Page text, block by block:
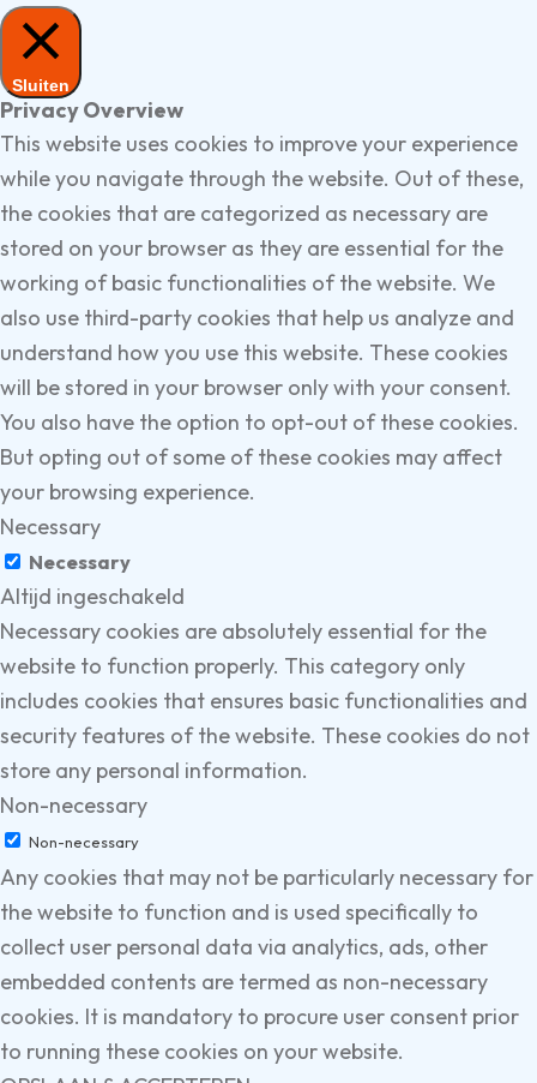
Sluiten
Privacy Overview
This website uses cookies to improve your experience
while you navigate through the website. Out of these,
the cookies that are categorized as necessary are
stored on your browser as they are essential for the
working of basic functionalities of the website. We
also use third-party cookies that help us analyze and
understand how you use this website. These cookies
will be stored in your browser only with your consent.
You also have the option to opt-out of these cookies.
But opting out of some of these cookies may affect
your browsing experience.
Necessary
Necessary
Altijd ingeschakeld
Necessary cookies are absolutely essential for the
website to function properly. This category only
includes cookies that ensures basic functionalities and
security features of the website. These cookies do not
store any personal information.
Non-necessary
Non-necessary
Any cookies that may not be particularly necessary for
the website to function and is used specifically to
collect user personal data via analytics, ads, other
embedded contents are termed as non-necessary
cookies. It is mandatory to procure user consent prior
to running these cookies on your website.